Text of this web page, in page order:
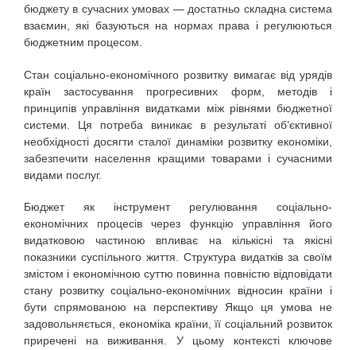
бюджету в сучасних умовах — достатньо складна система
взаємин, які базуються на нормах права і регулюються
бюджетним процесом.
Стан соціально-економічного розвитку вимагає від урядів
країн застосування прогресивних форм, методів і
принципів управління видатками між рівнями бюджетної
системи. Ця потреба виникає в результаті об’єктивної
необхідності досягти сталої динаміки розвитку економіки,
забезпечити населення кращими товарами і сучасними
видами послуг.
Бюджет як інструмент регулювання соціально-
економічних процесів через функцію управління його
видатковою частиною впливає на кількісні та якісні
показники суспільного життя. Структура видатків за своїм
змістом і економічною суттю повинна повністю відповідати
стану розвитку соціально-економічних відносин країни і
бути спрямованою на перспективу Якщо ця умова не
задовольняється, економіка країни, її соціальний розвиток
приречені на виживання. У цьому контексті ключове